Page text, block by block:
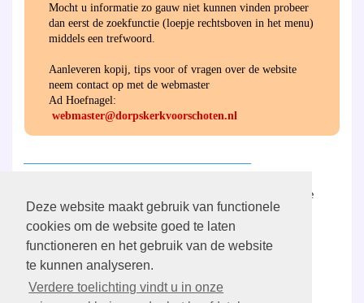
Deze website maakt gebruik van functionele
cookies om de website goed te laten
functioneren en het gebruik van de website
te kunnen analyseren.
Verdere toelichting vindt u in onze
Mocht u informatie zo gauw niet kunnen vinden probeer
dan eerst de zoekfunctie (loepje rechtsboven in het menu)
middels een trefwoord.
Aanleveren kopij, tips voor of vragen over de website
neem contact op met de webmaster
Ad Hoefnagel:
webmaster@dorpskerkvoorschoten.nl
vind u de ANBI-verantwoording van de
gemeente en de diaconie.
________________________________________
Aanmelden/wijzigenPGV Digitaal